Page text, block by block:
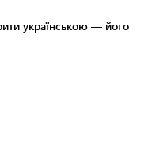
українською — його